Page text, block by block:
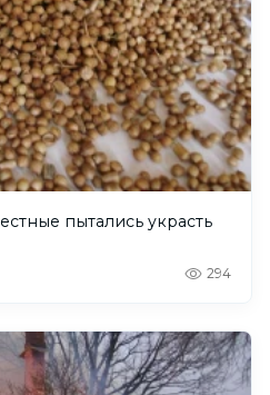
пытались украсть
294